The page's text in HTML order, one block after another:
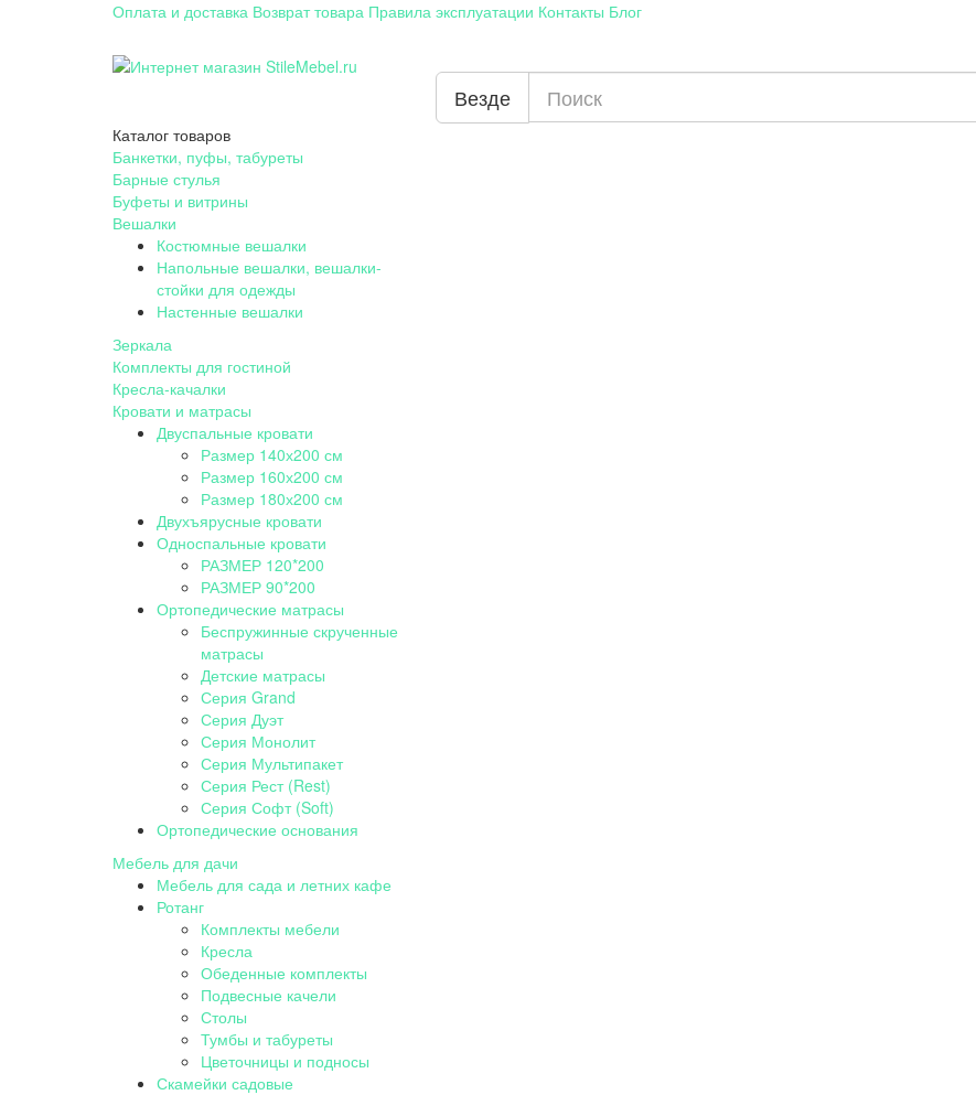
Оплата и доставка Возврат товара Правила эксплуатации Контакты Блог
Везде
Каталог товаров
Банкетки, пуфы, табуреты
Барные стулья
Буфеты и витрины
Вешалки
Костюмные вешалки
Напольные вешалки, вешалки-
стойки для одежды
Настенные вешалки
Зеркала
Комплекты для гостиной
Кресла-качалки
Кровати и матрасы
Двуспальные кровати
Размер 140х200 см
Размер 160х200 см
Размер 180х200 см
Двухъярусные кровати
Односпальные кровати
РАЗМЕР 120*200
РАЗМЕР 90*200
Ортопедические матрасы
Беспружинные скрученные
матрасы
Детские матрасы
Серия Grand
Серия Дуэт
Серия Монолит
Серия Мультипакет
Серия Рест (Rest)
Серия Софт (Soft)
Ортопедические основания
Мебель для дачи
Мебель для сада и летних кафе
Ротанг
Комплекты мебели
Кресла
Обеденные комплекты
Подвесные качели
Столы
Тумбы и табуреты
Цветочницы и подносы
Скамейки садовые